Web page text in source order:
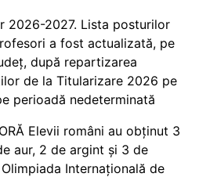
2026-2027. Lista posturilor
a fost actualizată, pe
după repartizarea
de la Titularizare 2026 pe
perioadă nedeterminată
Elevii români au obținut 3
aur, 2 de argint și 3 de
Internațională de